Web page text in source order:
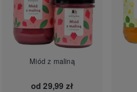
Miód z maliną
od 29,99 zł